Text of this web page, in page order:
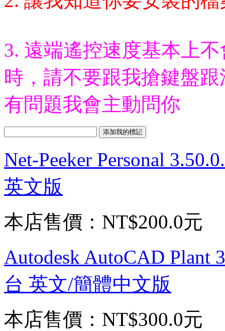
3. 遠端遙控速度基本上
時，請不要跟我搶鍵盤
有問題我會主動問你
Net-Peeker Personal
英文版
本店售價： NT$200.0元
Autodesk AutoCAD Plant
台 英文/簡體中文版
本店售價： NT$300.0元